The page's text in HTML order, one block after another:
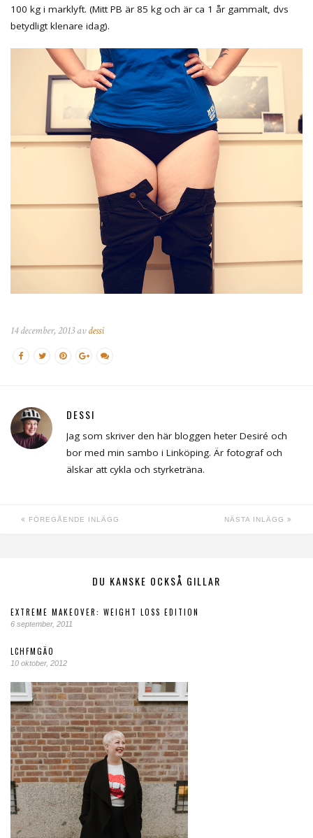
100 kg i marklyft. (Mitt PB är 85 kg och är ca 1 år gammalt, dvs
betydligt klenare idag).
14 december, 2013 avdessi
DESSI
Jag som skriver den här bloggen heter Desiré och
bor med min sambo i Linköping. Är fotograf och
älskar att cykla och styrketräna.
FÖREGÅENDE INLÄGG NÄSTA INLÄGG
DU KANSKE OCKSÅ GILLAR
EXTREME MAKEOVER: WEIGHT LOSS EDITION
6 september, 2011
LCHFMGÄO
10 oktober, 2012